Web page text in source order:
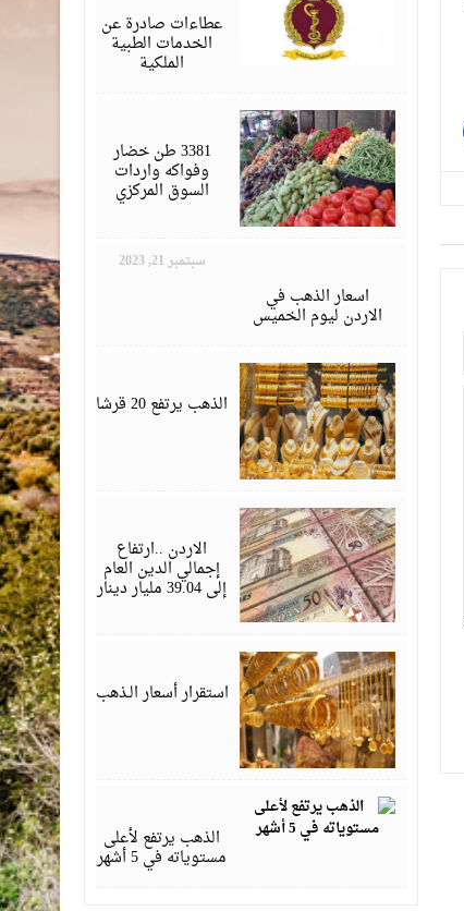
عطاءات صادرة عن
الخدمات الطبية
الملكية
3381 طن خضار
وفواكه واردات
السوق المركزي
اسعار الذهب في
الاردن ليوم الخميس
سبتمبر 21, 2023
الذهب يرتفع 20 قرشا
سبتمبر
2023
الاردن ..ارتفاع
إجمالي الدين العام
إلى 39.04 مليار دينار
يونيو
2023
استقرار أسعار الـذهب
يونيو
2023
الذهب يرتفع لأعلى
مستوياته في 5 أشهر
يونيو
2021